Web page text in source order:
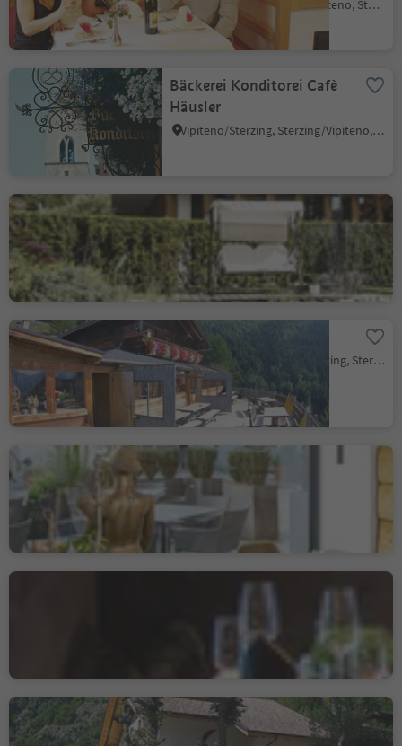
Tunes/Thuins, Sterzing/Vipiteno, Sterzing/Vipiteno and environs
Bäckerei Konditorei Cafè
Häusler
Vipiteno/Sterzing, Sterzing/Vipiteno, Sterzing/Vipiteno and environs
Hotel Engels Park
Prantneralm
Novale/Ried - Vipiteno/Sterzing, Sterzing/Vipiteno, Sterzing/Vipiteno and environs
Nepomuk Restaurant
Pizzeria
Tenne Lodges
Gasthof Restaurant
Burgfrieden